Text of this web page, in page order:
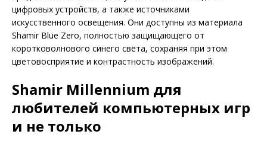
цифровых устройств, а также источниками
искусственного освещения. Они доступны из материала
Shamir Blue Zero, полностью защищающего от
коротковолнового синего света, сохраняя при этом
цветовосприятие и контрастность изображений.
Shamir Millennium для
любителей компьютерных игр
и не только